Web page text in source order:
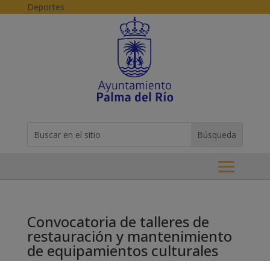
Skip to content
Deportes
for...
Convocatoria de talleres de
restauración y mantenimiento
de equipamientos culturales